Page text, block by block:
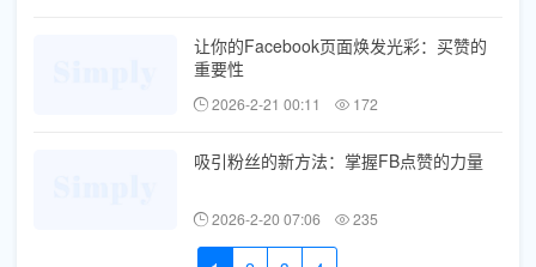
让你的Facebook页面焕发光彩：买赞的
重要性
2026-2-21 00:11 172
吸引粉丝的新方法：掌握FB点赞的力量
2026-2-20 07:06 235